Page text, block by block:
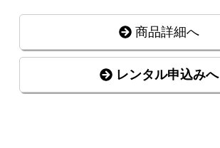
商品詳細へ
レンタル申込みへ